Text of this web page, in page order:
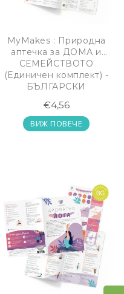
MyMakes : Природна
аптечка за ДОМА и
СЕМЕЙСТВОТО
(Единичен комплект) -
БЪЛГАРСКИ
€4,56
ВИЖ ПОВЕЧЕ